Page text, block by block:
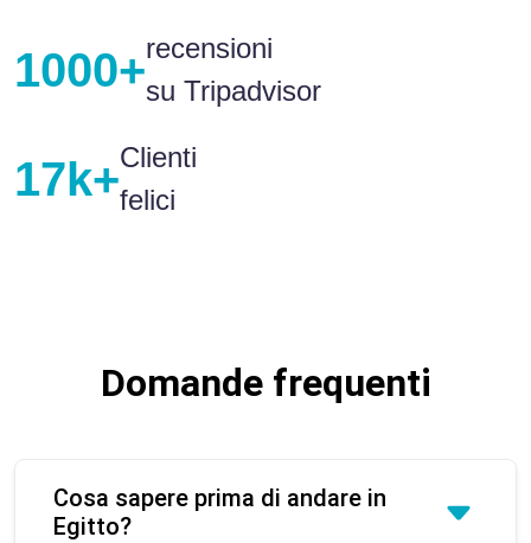
1000+recensioni
su Tripadvisor
17k+Clienti
felici
Domande frequenti
Cosa sapere prima di andare in
Egitto?